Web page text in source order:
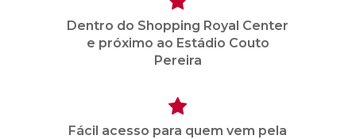
Dentro do Shopping Royal Center
e próximo ao Estádio Couto
Pereira
Fácil acesso para quem vem pela